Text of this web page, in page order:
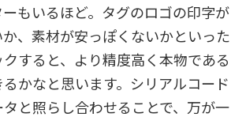
もいるほど。タグのロゴの印字が
、素材が安っぽくないかといった
すると、より精度高く本物である
かなと思います。シリアルコード
と照らし合わせることで、万が一